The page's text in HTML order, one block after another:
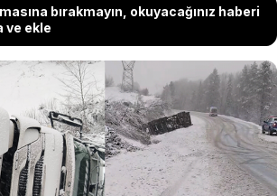
bırakmayın, okuyacağınız haberi
ve ekle
Bursa'nın İnegöl ilçesinde kar nedeniyle
yolda şoförünün
çıkan TIR, devrildi. Kazada